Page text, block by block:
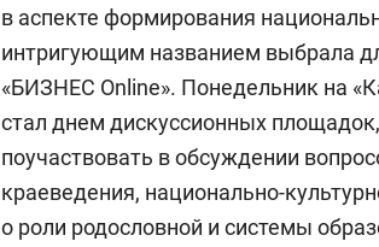
в аспекте формирования
интригующим названием выбрала
«БИЗНЕС Online». Понедельник на
стал днем дискуссионных
поучаствовать в обсуждении
краеведения, национально-
о роли родословной и системы